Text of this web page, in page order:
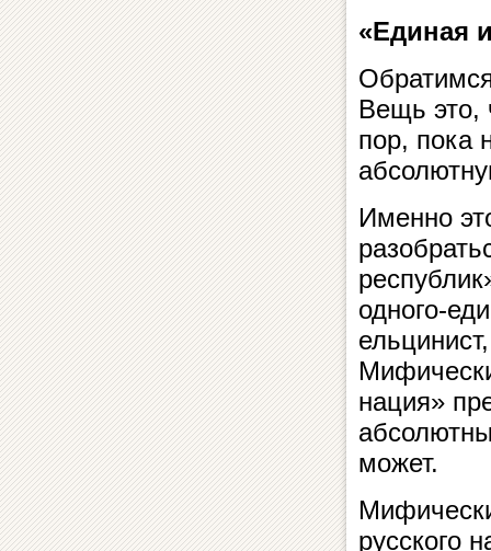
«Единая
Вещь это,
пор, пока
Именно
одного-
нация»
может.
русского